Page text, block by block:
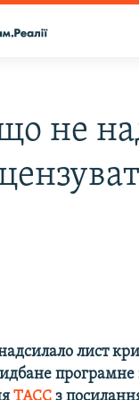
не
лист
програмне